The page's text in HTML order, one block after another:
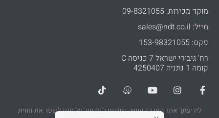
מוקד מכירות: 09-8321055
מייל: sales@ndt.co.il
פקס: 153-98321055
רח' גיבורי ישראל 7 כניסה C
קומה 1 נתניה 4250407
לידיעתך אתר החברה עושה שימוש ב'עוגיות' על מנת לשפר את חווית